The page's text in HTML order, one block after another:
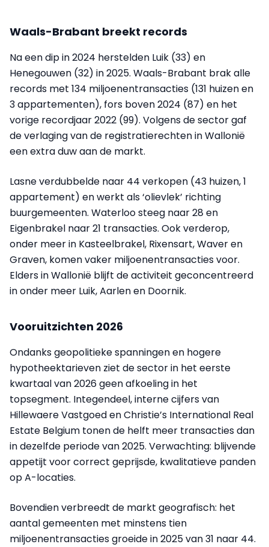
Waals-Brabant breekt records
Na een dip in 2024 herstelden Luik (33) en
Henegouwen (32) in 2025. Waals-Brabant brak alle
records met 134 miljoenentransacties (131 huizen en
3 appartementen), fors boven 2024 (87) en het
vorige recordjaar 2022 (99). Volgens de sector gaf
de verlaging van de registratierechten in Wallonië
een extra duw aan de markt.
Lasne verdubbelde naar 44 verkopen (43 huizen, 1
appartement) en werkt als ‘olievlek’ richting
buurgemeenten. Waterloo steeg naar 28 en
Eigenbrakel naar 21 transacties. Ook verderop,
onder meer in Kasteelbrakel, Rixensart, Waver en
Graven, komen vaker miljoenentransacties voor.
Elders in Wallonië blijft de activiteit geconcentreerd
in onder meer Luik, Aarlen en Doornik.
Vooruitzichten 2026
Ondanks geopolitieke spanningen en hogere
hypotheektarieven ziet de sector in het eerste
kwartaal van 2026 geen afkoeling in het
topsegment. Integendeel, interne cijfers van
Hillewaere Vastgoed en Christie’s International Real
Estate Belgium tonen de helft meer transacties dan
in dezelfde periode van 2025. Verwachting: blijvende
appetijt voor correct geprijsde, kwalitatieve panden
op A-locaties.
Bovendien verbreedt de markt geografisch: het
aantal gemeenten met minstens tien
miljoenentransacties groeide in 2025 van 31 naar 44.